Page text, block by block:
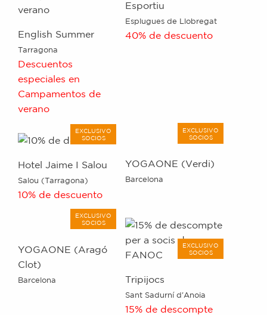
English Summer
Tarragona
Descuentos
especiales en
Campamentos de
verano
Esportiu
Esplugues de Llobregat
40% de descuento
EXCLUSIVO
SOCIOS
Hotel Jaime I Salou
Salou (Tarragona)
10% de descuento
EXCLUSIVO
SOCIOS
YOGAONE (Verdi)
Barcelona
EXCLUSIVO
SOCIOS
YOGAONE (Aragó
Clot)
Barcelona
EXCLUSIVO
SOCIOS
Tripijocs
Sant Sadurní d'Anoia
15% de descompte